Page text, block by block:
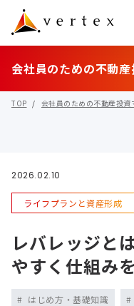
会社員のための不動
TOP 会社員のための不動産投資
2026.02.10
ライフプランと資産形成
レバレッジと
やすく仕組み
はじめ方・基礎知識